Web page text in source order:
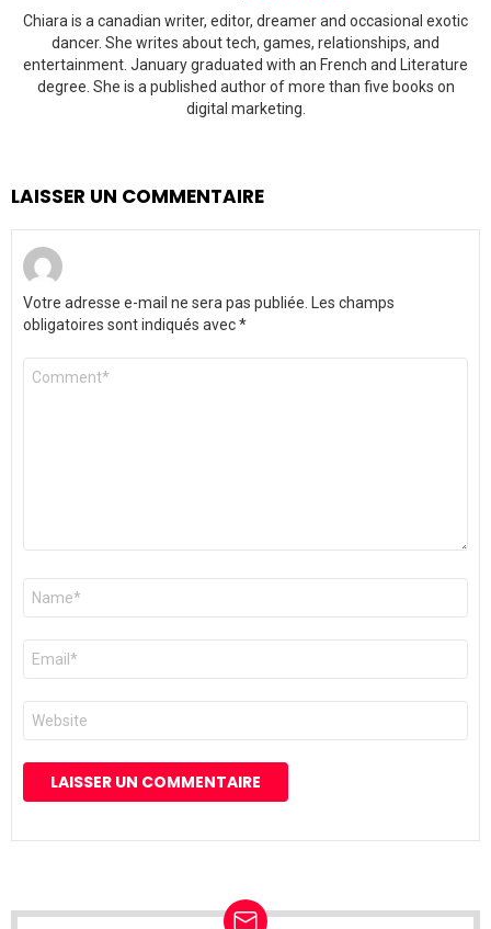
Chiara is a canadian writer, editor, dreamer and occasional exotic
dancer. She writes about tech, games, relationships, and
entertainment. January graduated with an French and Literature
degree. She is a published author of more than five books on
digital marketing.
LAISSER UN COMMENTAIRE
Votre adresse e-mail ne sera pas publiée.
Les champs
obligatoires sont indiqués avec*
Commentaire
Nom
E-
mail
*
Site
web